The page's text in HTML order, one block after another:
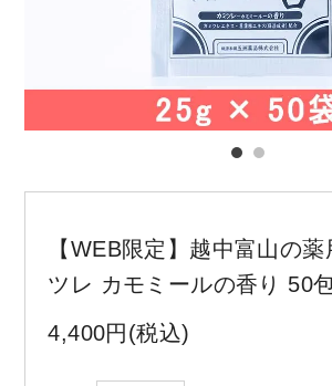
お問い合わせ
コーポレートサイト
【WEB限定】越中富山の薬
ツレ カモミールの香り 50
4,400円(税込)